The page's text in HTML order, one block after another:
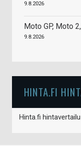
9.8.2026
Moto GP, Moto
9.8.2026
HINTA.FI
Hinta.fi hintavertailu